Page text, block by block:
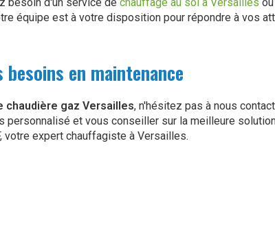
équipe est à votre disposition pour répondre à vos
en maintenance
chaudière gaz Versailles, n'hésitez pas à nous
personnalisé et vous conseiller sur la meilleure
votre expert chauffagiste à Versailles.